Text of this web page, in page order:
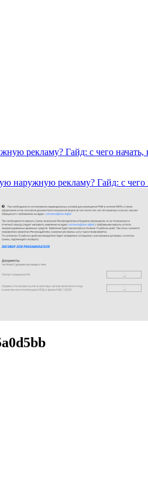
рекламу? Гайд: с чего
наружную рекламу? Гайд: с